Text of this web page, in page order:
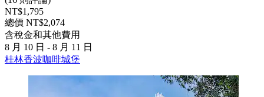
NT$1,795
總價 NT$2,074
含稅金和其他費用
8 月 10 日 - 8 月 11 日
桂林香波咖啡城堡